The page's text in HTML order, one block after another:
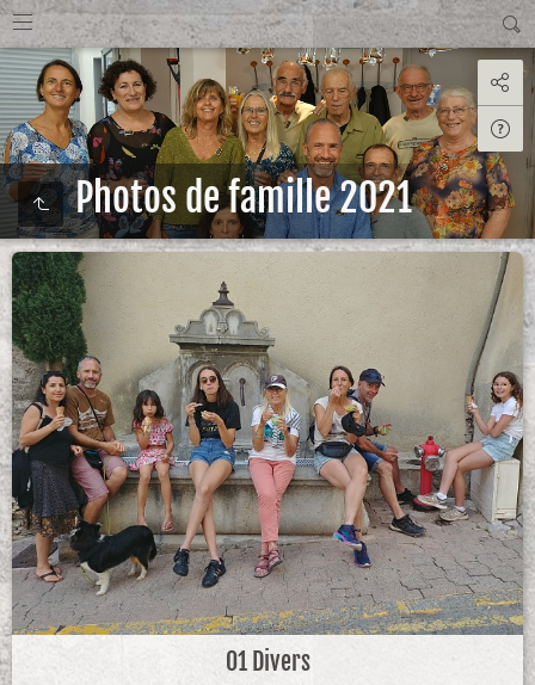
Photos de famille 2021
01 Divers